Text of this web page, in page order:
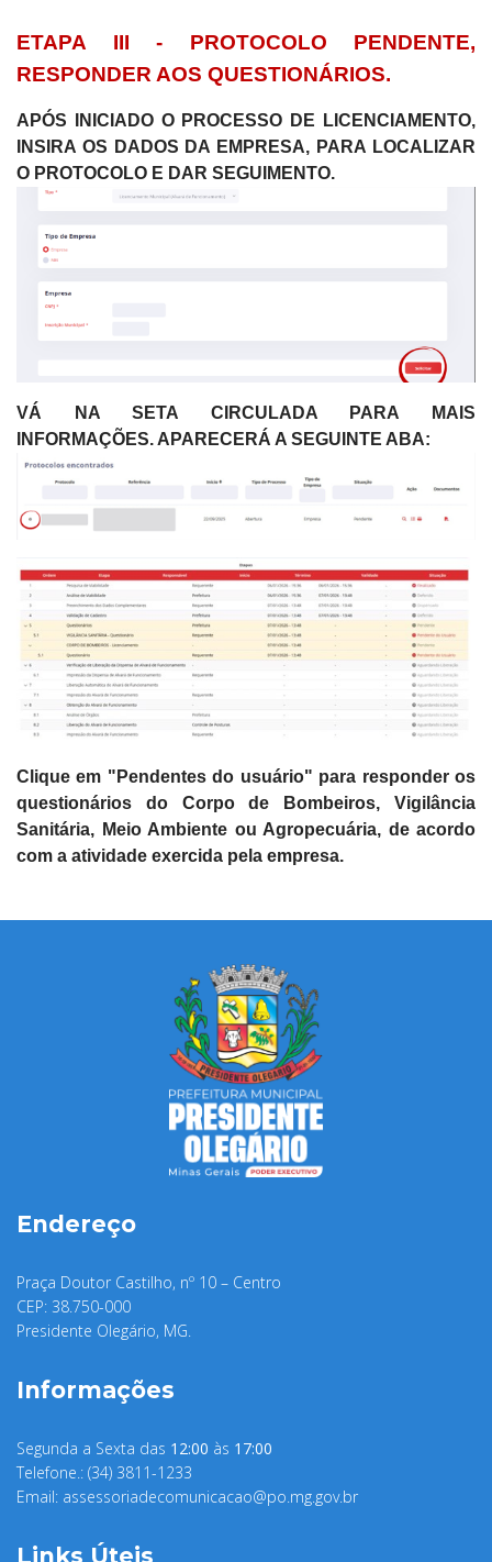
ETAPA III - PROTOCOLO PENDENTE,
RESPONDER AOS QUESTIONÁRIOS.
APÓS INICIADO O PROCESSO DE LICENCIAMENTO,
INSIRA OS DADOS DA EMPRESA, PARA LOCALIZAR
O PROTOCOLO E DAR SEGUIMENTO.
VÁ NA SETA CIRCULADA PARA MAIS
INFORMAÇÕES. APARECERÁ A SEGUINTE ABA:
Clique em "Pendentes do usuário" para responder os
questionários do Corpo de Bombeiros, Vigilância
Sanitária, Meio Ambiente ou Agropecuária, de acordo
com a atividade exercida pela empresa.
Endereço
Praça Doutor Castilho, nº 10 – Centro
CEP: 38.750-000
Presidente Olegário, MG.
Informações
Segunda a Sexta das 12:00 às 17:00
Telefone.: (34) 3811-1233
Email: assessoriadecomunicacao@po.mg.gov.br
Links Úteis